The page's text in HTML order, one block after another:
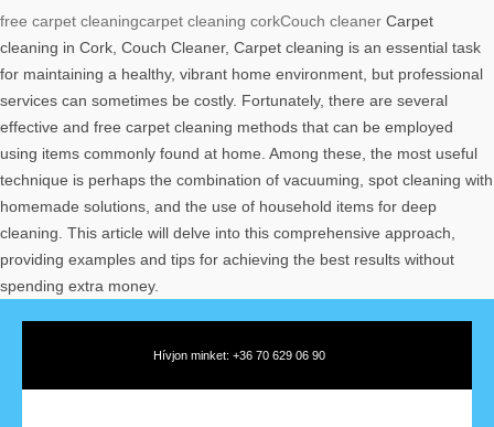
free carpet cleaningcarpet cleaning corkCouch cleaner Carpet
cleaning in Cork, Couch Cleaner, Carpet cleaning is an essential task
for maintaining a healthy, vibrant home environment, but professional
services can sometimes be costly. Fortunately, there are several
effective and free carpet cleaning methods that can be employed
using items commonly found at home. Among these, the most useful
technique is perhaps the combination of vacuuming, spot cleaning with
homemade solutions, and the use of household items for deep
cleaning. This article will delve into this comprehensive approach,
providing examples and tips for achieving the best results without
spending extra money.
Hívjon minket: +36 70 629 06 90